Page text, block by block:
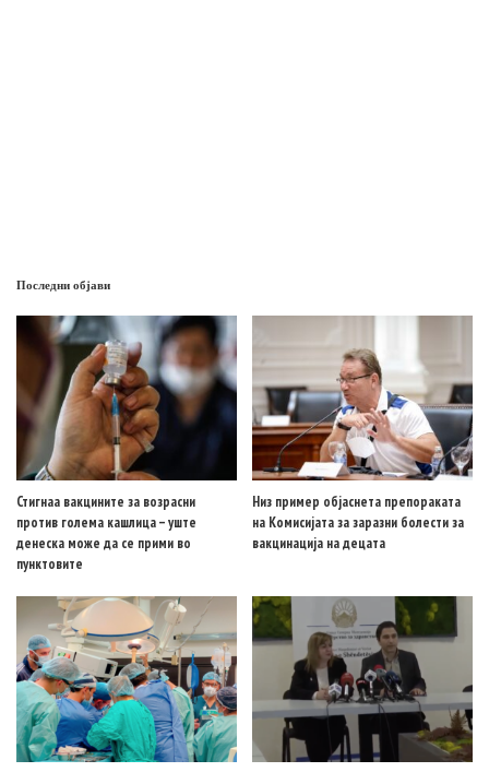
Последни објави
Стигнаа вакцините за возрасни
против голема кашлица – уште
денеска може да се прими во
пунктовите
Низ пример објаснета препораката
на Комисијата за заразни болести за
вакцинација на децата